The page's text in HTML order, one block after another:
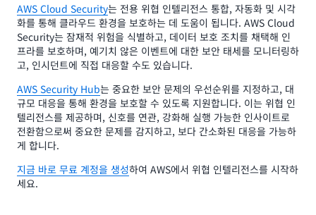
AWS Cloud Security는 전용 위협 인텔리전스 통합, 자동화 및 시각
화를 통해 클라우드 환경을 보호하는 데 도움이 됩니다. AWS Cloud
Security는 잠재적 위험을 식별하고, 데이터 보호 조치를 채택해 인
프라를 보호하며, 예기치 않은 이벤트에 대한 보안 태세를 모니터링하
고, 인시던트에 직접 대응할 수도 있습니다.
AWS Security Hub는 중요한 보안 문제의 우선순위를 지정하고, 대
규모 대응을 통해 환경을 보호할 수 있도록 지원합니다. 이는 위협 인
텔리전스를 제공하며, 신호를 연관, 강화해 실행 가능한 인사이트로
전환함으로써 중요한 문제를 감지하고, 보다 간소화된 대응을 가능하
게 합니다.
지금 바로 무료 계정을 생성하여 AWS에서 위협 인텔리전스를 시작하
세요.